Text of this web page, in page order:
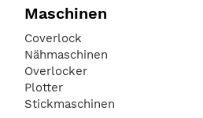
Maschinen
Coverlock
Nähmaschinen
Overlocker
Plotter
Stickmaschinen